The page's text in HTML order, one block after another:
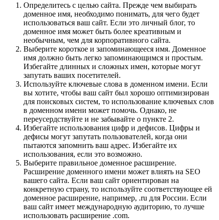
Определитесь с целью сайта. Прежде чем выбирать
доменное имя, необходимо понимать, для чего будет
использоваться ваш сайт. Если это личный блог, то
доменное имя может быть более креативным и
необычным, чем для корпоративного сайта.
Выберите короткое и запоминающееся имя. Доменное
имя должно быть легко запоминающимся и простым.
Избегайте длинных и сложных имен, которые могут
запутать ваших посетителей.
Используйте ключевые слова в доменном имени. Если
вы хотите, чтобы ваш сайт был хорошо оптимизирован
для поисковых систем, то использование ключевых слов
в доменном имени может помочь. Однако, не
переусердствуйте и не забывайте о пункте 2.
Избегайте использования цифр и дефисов. Цифры и
дефисы могут запутать пользователей, когда они
пытаются запомнить ваш адрес. Избегайте их
использования, если это возможно.
Выберите правильное доменное расширение.
Расширение доменного имени может влиять на SEO
вашего сайта. Если ваш сайт ориентирован на
конкретную страну, то используйте соответствующее ей
доменное расширение, например, .ru для России. Если
ваш сайт имеет международную аудиторию, то лучше
использовать расширение .com.